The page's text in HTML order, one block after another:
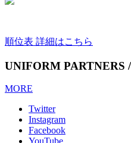
順位表 詳細はこちら
UNIFORM PARTNERS
MORE
Twitter
Instagram
Facebook